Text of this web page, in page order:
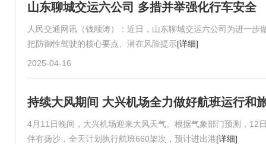
山东聊城交运六公司 多措并举强化行车安全
人民交通网讯（钱顺涛）：近日，山东聊城交运六公司为进一
把防御性驾驶的核心要点、潜在风险提示[详细]
2025-04-16
持续大风期间 大兴机场全力做好航班运行和
4月11日晚间，大兴机场迎来大风天气。根据气象部门预测，
伴有扬沙，全天计划执行航班660架次，预计进出港[详细]